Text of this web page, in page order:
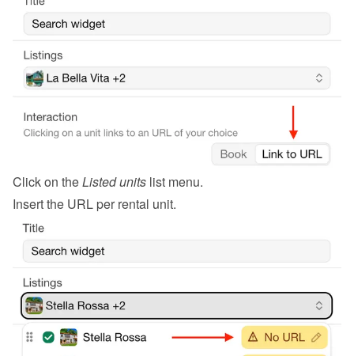
Click on the Listed units list menu.
Insert the URL per rental unit.